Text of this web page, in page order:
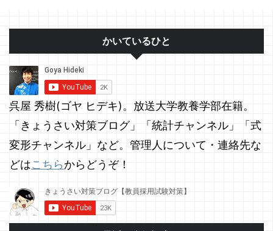
かいているひと
呉屋 秀樹(ゴヤ ヒデキ)。放送大学教養学部在籍。
「きょうさい対策ブログ」「統計チャンネル」「式
変形チャンネル」など。管理人について・連絡先な
どはこちらからどうぞ！